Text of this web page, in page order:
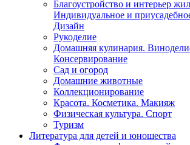
Благоустройство и интерьер
Индивидуальное и
Дизайн
Рукоделие
Домашняя кулинария.
Консервирование
Сад и огород
Домашние животные
Коллекционирование
Красота. Косметика. Макияж
Физическая культура. Спорт
Туризм
Литература для детей и юношества